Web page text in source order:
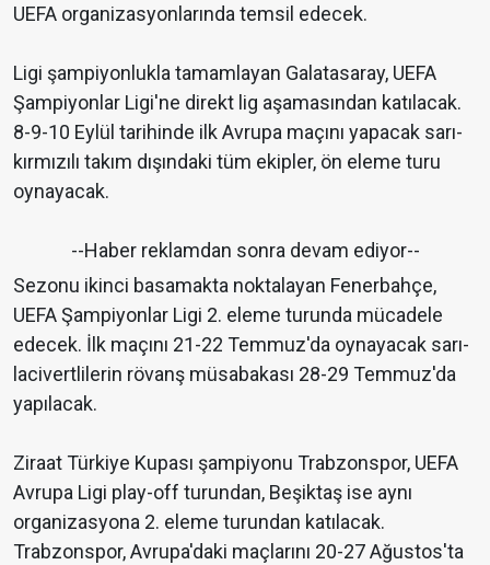
UEFA organizasyonlarında temsil edecek.
Ligi şampiyonlukla tamamlayan Galatasaray, UEFA
Şampiyonlar Ligi'ne direkt lig aşamasından katılacak.
8-9-10 Eylül tarihinde ilk Avrupa maçını yapacak sarı-
kırmızılı takım dışındaki tüm ekipler, ön eleme turu
oynayacak.
--Haber reklamdan sonra devam ediyor--
Sezonu ikinci basamakta noktalayan Fenerbahçe,
UEFA Şampiyonlar Ligi 2. eleme turunda mücadele
edecek. İlk maçını 21-22 Temmuz'da oynayacak sarı-
lacivertlilerin rövanş müsabakası 28-29 Temmuz'da
yapılacak.
Ziraat Türkiye Kupası şampiyonu Trabzonspor, UEFA
Avrupa Ligi play-off turundan, Beşiktaş ise aynı
organizasyona 2. eleme turundan katılacak.
Trabzonspor, Avrupa'daki maçlarını 20-27 Ağustos'ta